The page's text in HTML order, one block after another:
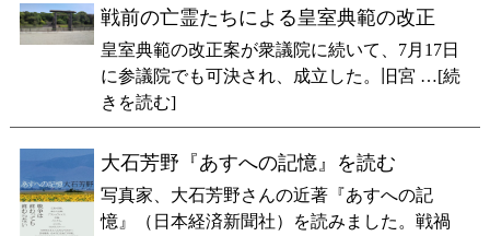
戦前の亡霊たちによる皇室典範の改正
皇室典範の改正案が衆議院に続いて、7月17日
に参議院でも可決され、成立した。旧宮 …[続
きを読む]
大石芳野『あすへの記憶』を読む
写真家、大石芳野さんの近著『あすへの記
憶』（日本経済新聞社）を読みました。戦禍